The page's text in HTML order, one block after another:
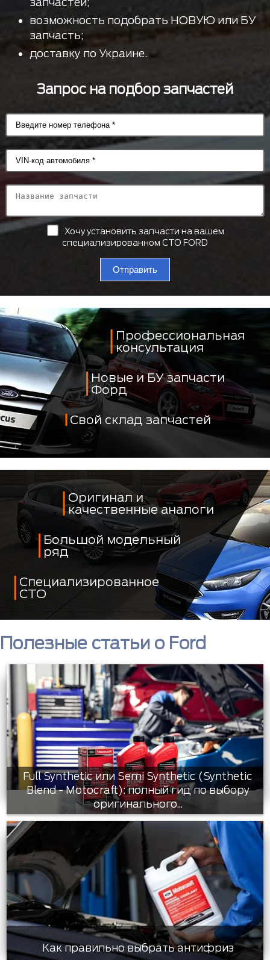
возможность подобрать НОВУЮ или БУ
запчасть;
доставку по Украине.
Запрос на подбор запчастей
Хочу установить запчасти на вашем
специализированном СТО FORD
Отправить
Профессиональная
консультация
Новые и БУ запчасти
Форд
Свой склад запчастей
Оригинал и
качественные аналоги
Большой модельный
ряд
Специализированное
СТО
Полезные статьи о Ford
Full Synthetic или Semi Synthetic (Synthetic
Blend - Motocraft): полный гид по выбору
оригинального...
Как правильно выбрать антифриз